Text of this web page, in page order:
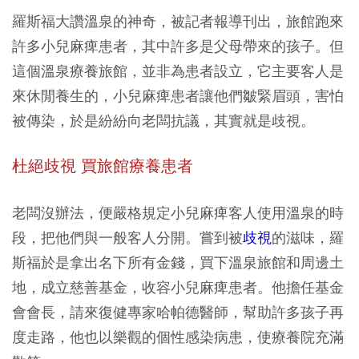
羅斯福大讚溫泉的神奇，被記者報導刊出，旅館跑來
許多小兒麻痺患者，其中許多是父母帶來的孩子。但
這個溫泉療養旅館，並非為患者設立，它主要客人是
來休閒養生的，小兒麻痺患者讓他們皺緊眉頭，害怕
被傳染，於是紛紛向老闆抗議，其實就是歧視。
杜絕歧視 買旅館療養患者
老闆沒辦法，便嚴格規定小兒麻痺客人使用溫泉的時
段，把他們與一般客人分開。嘗到被歧視的滋味，羅
斯福於是拿出名下所有金錢，買下溫泉旅館和周邊土
地，成立慈善基金，收容小兒麻痺患者。他擔任基金
會會長，請來復健專家哈帕德醫師，幫助許多孩子再
度走路，他也以樂觀的個性感染病患，使療養院充滿